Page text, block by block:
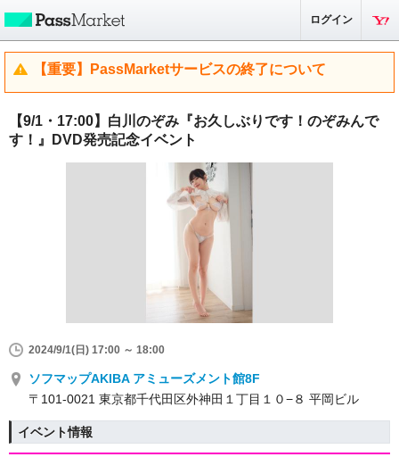
ログイン
【重要】PassMarketサービスの終了について
【9/1・17:00】白川のぞみ『お久しぶりです！のぞみんで
す！』DVD発売記念イベント
2024/9/1(日) 17:00 ～ 18:00
ソフマップAKIBA アミューズメント館8F
〒101-0021 東京都千代田区外神田１丁目１０−８ 平岡ビル
イベント情報